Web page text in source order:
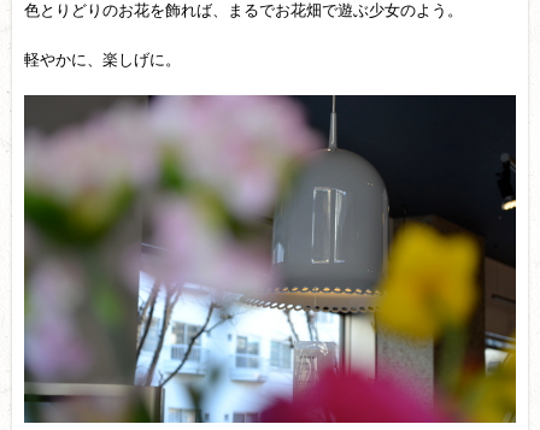
色とりどりのお花を飾れば、まるでお花畑で遊ぶ少女のよう。
軽やかに、楽しげに。